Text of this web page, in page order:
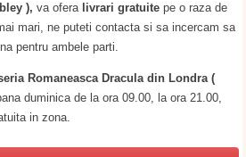
),va ofera livrari gratuite pe o raza de
mari, ne puteti contacta si sa incercam sa
pentru ambele parti.
Romaneasca Dracula din Londra (
duminica de la ora 09.00, la ora 21.00,
in zona.